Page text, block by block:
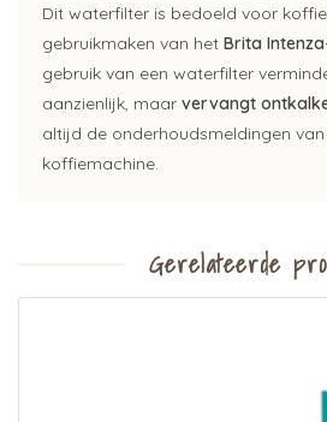
Dit waterfilter is bedoeld voor
gebruikmaken van het Brita
gebruik van een waterfilter
aanzienlijk, maar vervangt
altijd de onderhoudsmeldingen van
koffiemachine.
Gerelateerde